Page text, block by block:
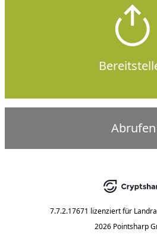
Abrufen
7.7.2.17671 lizenziert für
2026 Pointsharp